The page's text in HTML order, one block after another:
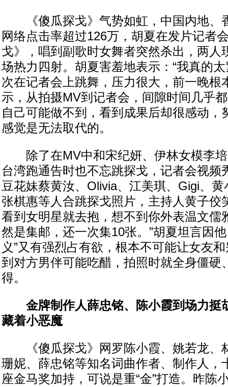
《傻瓜探戈》气势如虹，中国内地、
网络点击率超过126万，胡夏在发片记者
戈》，唱到副歌时女舞者突然杀出，两人
场热力四射。胡夏害羞地表示：“我真的
次在记者会上跳舞，压力很大，前一晚根
示，从拍摄MV到记者会，间隙时间几乎
自己可能做不到，看到成果后却很感动，
感觉是无法取代的。
除了在MV中和宋纪妍、伊林女模李培
台湾跑通告时也不忘跳探戈，记者会视频
豆花妹蔡黄汝、Olivia、江美琪、Gigi、
张棋惠等人合跳探戈照片，主持人黄子佼
看到女明星就去抱，想不到你外表温文儒
然是集邮，还一次集10张。”胡夏坦言因
义”又有强烈占有欲，根本不可能让女友
到对方男伴可能吃醋，拍照时就全身僵硬
得。
金牌制作人薛忠铭、陈小霞到场力挺
藏着小恶魔
《傻瓜探戈》网罗陈小霞、姚若龙、
珊妮、薛忠铭等知名词曲作者、制作人，
座金马奖加持，可说是重“金”打造。昨陈